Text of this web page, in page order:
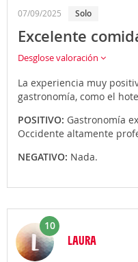
07/09/2025 Solo
Excelente
Desglose valoración
La experiencia muy
gastronomía, como el
POSITIVO: Gastronomía
Occidente altamente
NEGATIVO: Nada.
10
LAURA